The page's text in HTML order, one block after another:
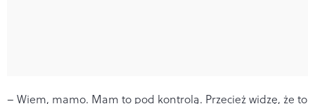
– Wiem, mamo. Mam to pod kontrolą. Przecież widzę, że to